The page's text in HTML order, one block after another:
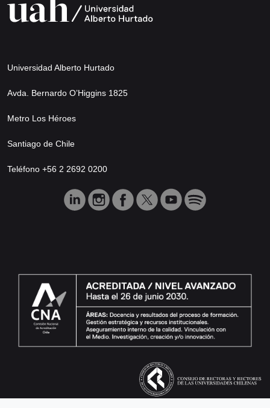
Universidad Alberto Hurtado
Avda. Bernardo O’Higgins 1825
Metro Los Héroes
Santiago de Chile
Teléfono +56 2 2692 0200